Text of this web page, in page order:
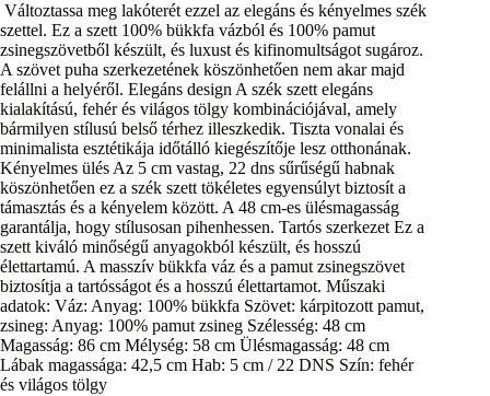
Változtassa meg lakóterét ezzel az elegáns és kényelmes szék
szettel. Ez a szett 100% bükkfa vázból és 100% pamut
zsinegszövetből készült, és luxust és kifinomultságot sugároz.
A szövet puha szerkezetének köszönhetően nem akar majd
felállni a helyéről. Elegáns design A szék szett elegáns
kialakítású, fehér és világos tölgy kombinációjával, amely
bármilyen stílusú belső térhez illeszkedik. Tiszta vonalai és
minimalista esztétikája időtálló kiegészítője lesz otthonának.
Kényelmes ülés Az 5 cm vastag, 22 dns sűrűségű habnak
köszönhetően ez a szék szett tökéletes egyensúlyt biztosít a
támasztás és a kényelem között. A 48 cm-es ülésmagasság
garantálja, hogy stílusosan pihenhessen. Tartós szerkezet Ez a
szett kiváló minőségű anyagokból készült, és hosszú
élettartamú. A masszív bükkfa váz és a pamut zsinegszövet
biztosítja a tartósságot és a hosszú élettartamot. Műszaki
adatok: Váz: Anyag: 100% bükkfa Szövet: kárpitozott pamut,
zsineg: Anyag: 100% pamut zsineg Szélesség: 48 cm
Magasság: 86 cm Mélység: 58 cm Ülésmagasság: 48 cm
Lábak magassága: 42,5 cm Hab: 5 cm / 22 DNS Szín: fehér
és világos tölgy